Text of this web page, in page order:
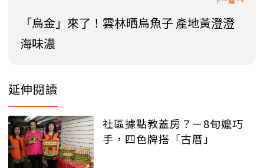
「烏金」來了！雲林晒烏魚子 產地黃澄澄
海味濃
延伸閱讀
社區據點教蓋房？－8旬嬤巧
手，四色牌搭「古厝」